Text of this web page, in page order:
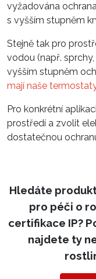
vyžadována
s vyšším stupněm
Stejně tak pro
vodou (např.
vyšším stupněm
mají naše
Pro konkrétní
prostředí a zvolit
dostatečnou
Hledáte
pro péči o
certifikace IP?
najdete ty